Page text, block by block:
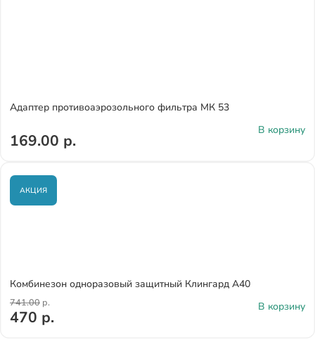
Адаптер противоаэрозольного фильтра МК 53
169.00 р.
В корзину
Комбинезон одноразовый защитный Клингард А40
741.00 р.
470 р.
В корзину
АКЦИЯ